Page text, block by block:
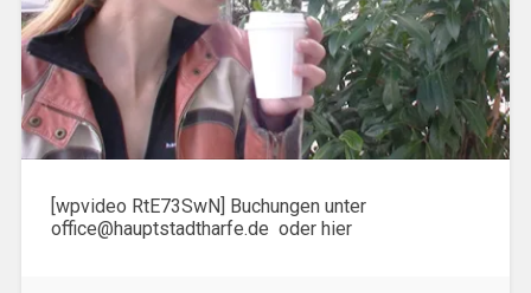
[wpvideo RtE73SwN] Buchungen unter
office@hauptstadtharfe.de oder hier